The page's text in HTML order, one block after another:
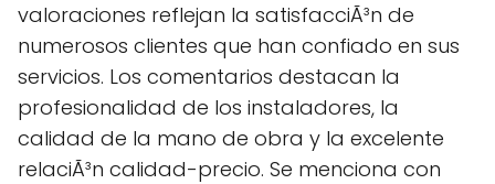
valoraciones reflejan la satisfacciÃ³n de
numerosos clientes que han confiado en sus
servicios. Los comentarios destacan la
profesionalidad de los instaladores, la
calidad de la mano de obra y la excelente
relaciÃ³n calidad-precio. Se menciona con